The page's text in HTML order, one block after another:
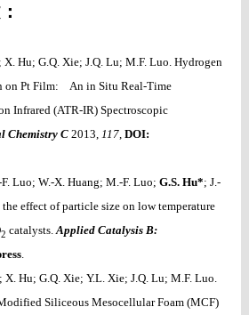
; X. Hu; G.Q. Xie; J.Q. Lu; M.F. Luo. Hydrogen
on Pt Film: An in Situ Real-Time
Infrared (ATR-IR) Spectroscopic
Chemistry C2013, 117, DOI:
Luo; W.-X. Huang; M.-F. Luo; G.S. Hu*; J.-
effect of particle size on low temperature
2 catalysts. Applied Catalysis B:
.
; X. Hu; G.Q. Xie; Y.L. Xie; J.Q. Lu; M.F. Luo.
Siliceous Mesocellular Foam (MCF)